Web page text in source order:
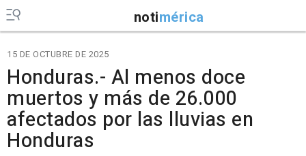
notimérica
15 DE OCTUBRE DE 2025
Honduras.- Al menos doce
muertos y más de 26.000
afectados por las lluvias en
Honduras